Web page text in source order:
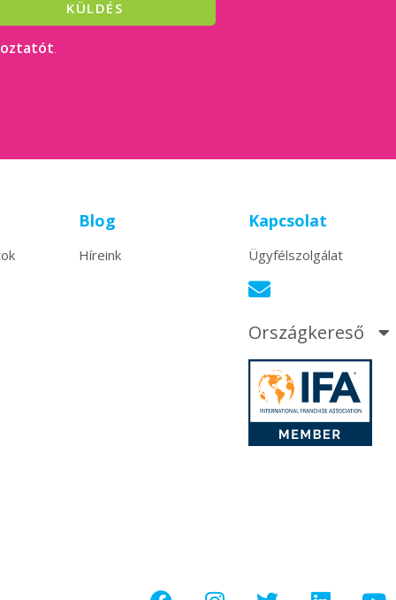
.
KÜLDÉS
Blog
Híreink
Kapcsolat
Ügyfélszolgálat
Országkereső